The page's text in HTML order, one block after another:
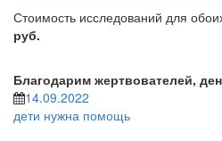
Стоимость исследований для
руб.
Благодарим жертвователей,
14.09.2022
дети нужна помощь